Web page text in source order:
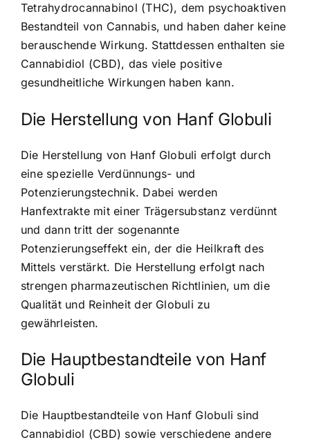
Tetrahydrocannabinol (THC), dem psychoaktiven
Bestandteil von Cannabis, und haben daher keine
berauschende Wirkung. Stattdessen enthalten sie
Cannabidiol (CBD), das viele positive
gesundheitliche Wirkungen haben kann.
Die Herstellung von Hanf Globuli
Die Herstellung von Hanf Globuli erfolgt durch
eine spezielle Verdünnungs- und
Potenzierungstechnik. Dabei werden
Hanfextrakte mit einer Trägersubstanz verdünnt
und dann tritt der sogenannte
Potenzierungseffekt ein, der die Heilkraft des
Mittels verstärkt. Die Herstellung erfolgt nach
strengen pharmazeutischen Richtlinien, um die
Qualität und Reinheit der Globuli zu
gewährleisten.
Die Hauptbestandteile von Hanf
Globuli
Die Hauptbestandteile von Hanf Globuli sind
Cannabidiol (CBD) sowie verschiedene andere